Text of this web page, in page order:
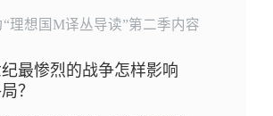
理想国M译丛导读”第二季内容
最惨烈的战争怎样影响
？